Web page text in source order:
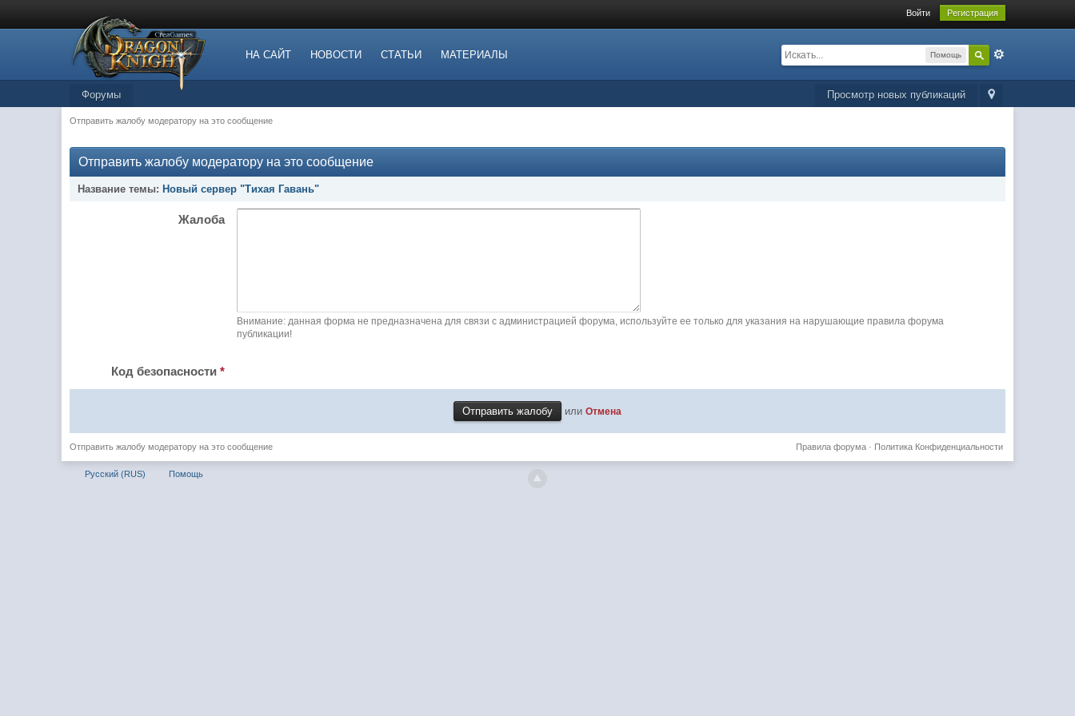
Войти Регистрация
НА САЙТ НОВОСТИ СТАТЬИ МАТЕРИАЛЫ Помощь
Просмотр новых публикаций
Форумы
Отправить жалобу модератору на это сообщение
Отправить жалобу модератору на это сообщение
Название темы: Новый сервер "Тихая Гавань"
Жалоба
Внимание: данная форма не предназначена для связи с администрацией форума, используйте ее только для указания на нарушающие правила форума
публикации!
Код безопасности*
или Отмена
Отправить жалобу модератору на это сообщение Политика Конфиденциальности
Правила форума·
Русский (RUS) Помощь